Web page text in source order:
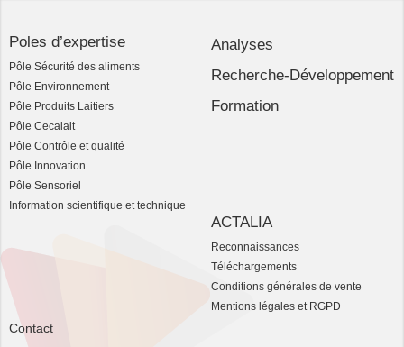
Poles d’expertise
Pôle Sécurité des aliments
Pôle Environnement
Pôle Produits Laitiers
Pôle Cecalait
Pôle Contrôle et qualité
Pôle Innovation
Pôle Sensoriel
Information scientifique et technique
Analyses
Recherche-Développement
Formation
ACTALIA
Reconnaissances
Téléchargements
Conditions générales de vente
Mentions légales et RGPD
Contact